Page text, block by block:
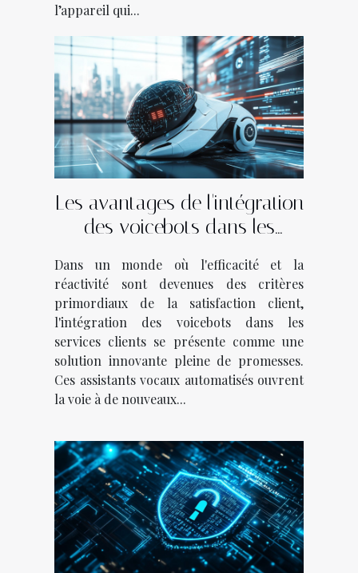
l’appareil qui...
Les avantages de l'intégration
des voicebots dans les
Dans un monde où l'efficacité et la
réactivité sont devenues des critères
primordiaux de la satisfaction client,
l'intégration des voicebots dans les
services clients se présente comme une
solution innovante pleine de promesses.
Ces assistants vocaux automatisés ouvrent
la voie à de nouveaux...